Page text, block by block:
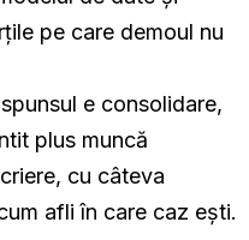
pe care demoul nu
e consolidare,
plus muncă
cu câteva
afli în care caz ești.